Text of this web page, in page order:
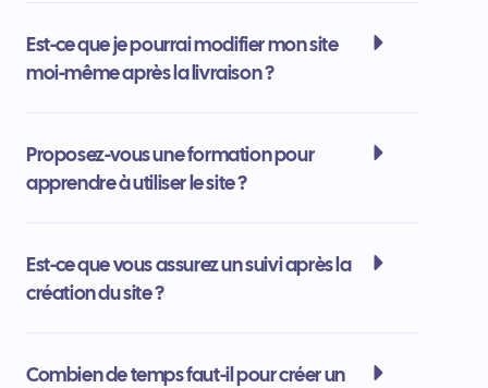
Est-ce que je pourrai modifier mon site
moi-même après la livraison ?
Proposez-vous une formation pour
apprendre à utiliser le site ?
Est-ce que vous assurez un suivi après la
création du site ?
Combien de temps faut-il pour créer un